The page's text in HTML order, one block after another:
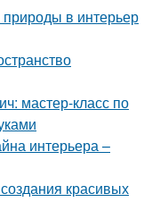
в интерьер
мастер-класс по
интерьера –
красивых